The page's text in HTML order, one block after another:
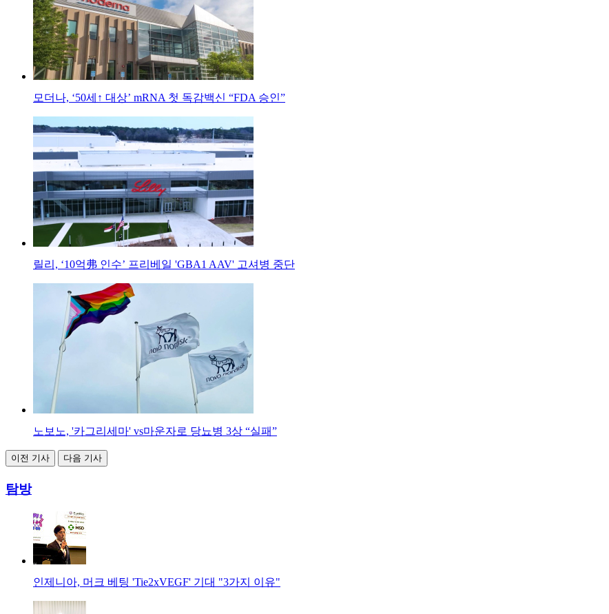
모더나, ‘50세↑ 대상’ mRNA 첫 독감백신 “FDA 승인”
릴리, ‘10억弗 인수’ 프리베일 'GBA1 AAV' 고셔병 중단
노보노, '카그리세마' vs마운자로 당뇨병 3상 “실패”
이전 기사 다음 기사
탐방
인제니아, 머크 베팅 'Tie2xVEGF' 기대 "3가지 이유"